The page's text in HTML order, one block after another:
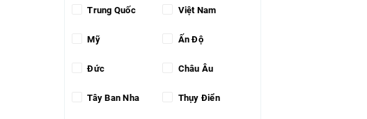
Trung Quốc Việt Nam
Mỹ Ấn Độ
Đức Châu Âu
Tây Ban Nha Thụy Điển